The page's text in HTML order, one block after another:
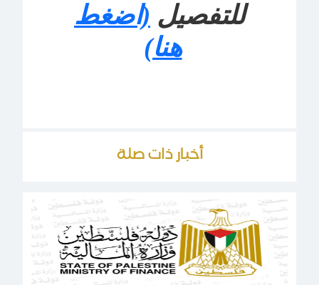
للتفصيل (اضغط
هنا)
أخبار ذات صلة